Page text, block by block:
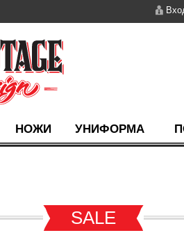
НОЖИ УНИФОРМА
SALE